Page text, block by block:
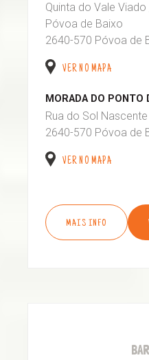
Quinta do Vale
Póvoa de Baixo
2640-570 Póvoa de
VER NO MAPA
MORADA DO PONTO
Rua do Sol
2640-570 Póvoa de
VER NO MAPA
MAIS INFO